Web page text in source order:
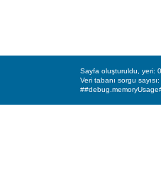
Sayfa oluşturuldu, yeri:
Veri tabanı sorgu